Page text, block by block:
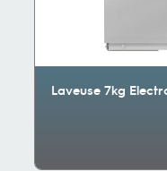
Laveuse 7kg